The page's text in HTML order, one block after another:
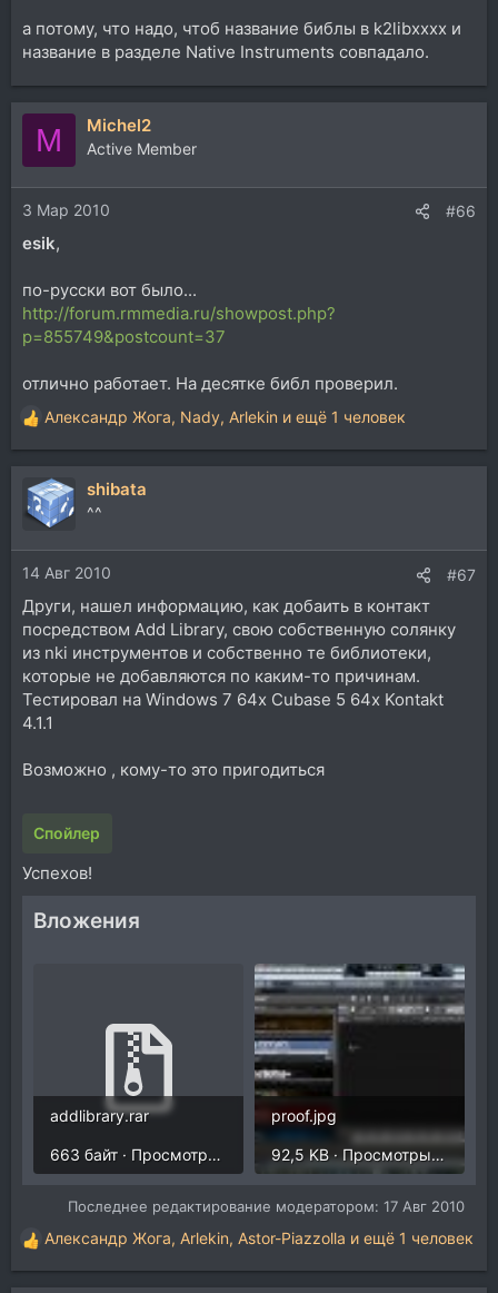
а потому, что надо, чтоб название библы в k2libхххх и
название в разделе Native Instruments совпадало.
M Michel2
Active Member
3 Мар 2010 #66
esik,
по-русски вот было...
http://forum.rmmedia.ru/showpost.php?
p=855749&postcount=37
отлично работает. На десятке библ проверил.
Р
е
а
к
ц
и
:
Александр Жога, Nady, Arlekin и ещё 1 человек
shibata
^^
14 Авг 2010 #67
Други, нашел информацию, как добаить в контакт
посредством Add Library, свою собственную солянку
из nki инструментов и собственно те библиотеки,
которые не добавляются по каким-то причинам.
Тестировал на Windows 7 64x Cubase 5 64x Kontakt
4.1.1
Возможно , кому-то это пригодиться
Спойлер
Успехов!
Вложения
addlibrary.rar
663 байт · Просмотры: 82
proof.jpg
92,5 KB · Просмотры: 64
Последнее редактирование модератором: 17 Авг 2010
Р
е
Александр Жога, Arlekin, Astor-Piazzolla и ещё 1 человек